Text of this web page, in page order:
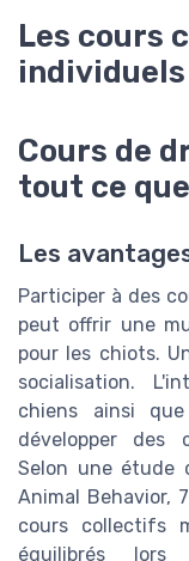
Les cours
individuels
Cours de
tout ce
Les
Participer à des
peut offrir une
pour les chiots.
socialisation.
chiens ainsi
développer des
Selon une étude
Animal Behavior,
cours collectifs
équilibrés